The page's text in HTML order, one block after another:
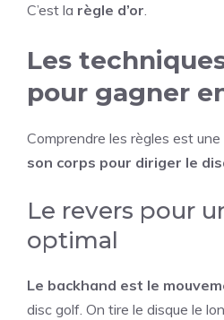
C’est la règle d’or.
Les
pour gagner
Comprendre les règles est une
son corps pour diriger le
Le revers pour
optimal
Le backhand est le
disc golf. On tire le disque le